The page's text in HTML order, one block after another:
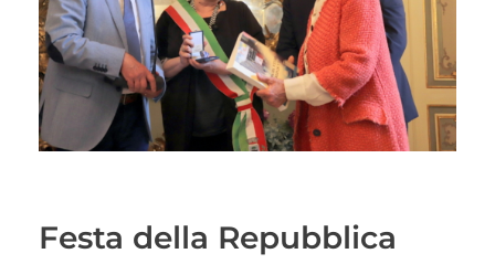
Festa della Repubblica